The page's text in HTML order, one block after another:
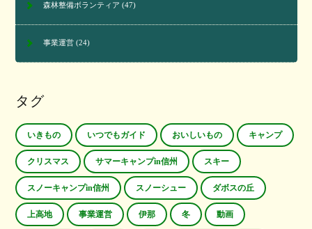
森林整備ボランティア (47)
事業運営(24)
タグ
いきもの いつでもガイド おいしいもの キャンプ
クリスマス サマーキャンプin信州 スキー
スノーキャンプin信州 スノーシュー ダボスの丘
上高地 事業運営 伊那 冬 動画